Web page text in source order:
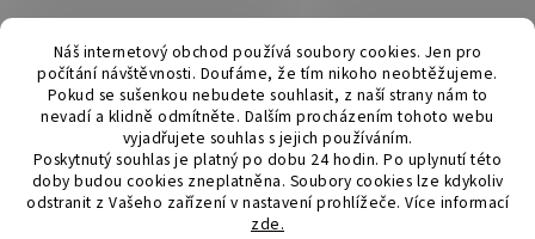
Náš internetový obchod používá soubory cookies. Jen pro
počítání návštěvnosti. Doufáme, že tím nikoho neobtěžujeme.
Pokud se sušenkou nebudete souhlasit, z naší strany nám to
nevadí a klidně odmítněte. Dalším procházením tohoto webu
vyjadřujete souhlas s jejich používáním.
Poskytnutý souhlas je platný po dobu 24 hodin. Po uplynutí této
doby budou cookies zneplatněna. Soubory cookies lze kdykoliv
odstranit z Vašeho zařízení v nastavení prohlížeče. Více informací
zde.